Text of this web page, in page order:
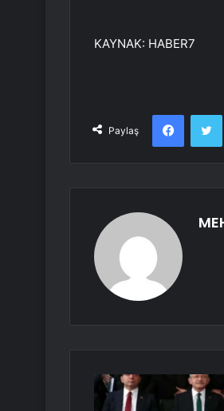
KAYNAK: HABER7
Paylaş